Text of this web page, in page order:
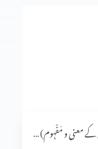
حقیقی اور اٹوٹ بندھن (شادی کے معنی و مَفْہوم) حصہ 1